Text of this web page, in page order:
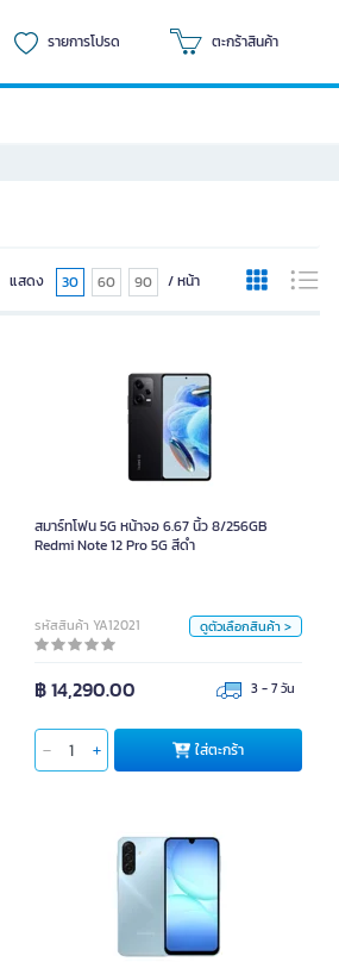
รายการโปรด ตะกร้าสินค้า
แสดง 30 60 90 / หน้า
สมาร์ทโฟน 5G หน้าจอ 6.67 นิ้ว 8/256GB
Redmi Note 12 Pro 5G สีดำ
รหัสสินค้า YA12021 ดูตัวเลือกสินค้า >
฿ 14,290.00 3 - 7 วัน
ใส่ตะกร้า
สมาร์ทโฟน 5G หน้าจอ 6.67 นิ้ว 8/256GB
Redmi Note 12 Pro 5G สีดำ
สี
ใส่ตะกร้า
SAMSUNG สมาร์ทโฟน รุ่น A17 LTE
(8+128GB) สี Light Blue หน้าจอ 6.7 นิ้ว